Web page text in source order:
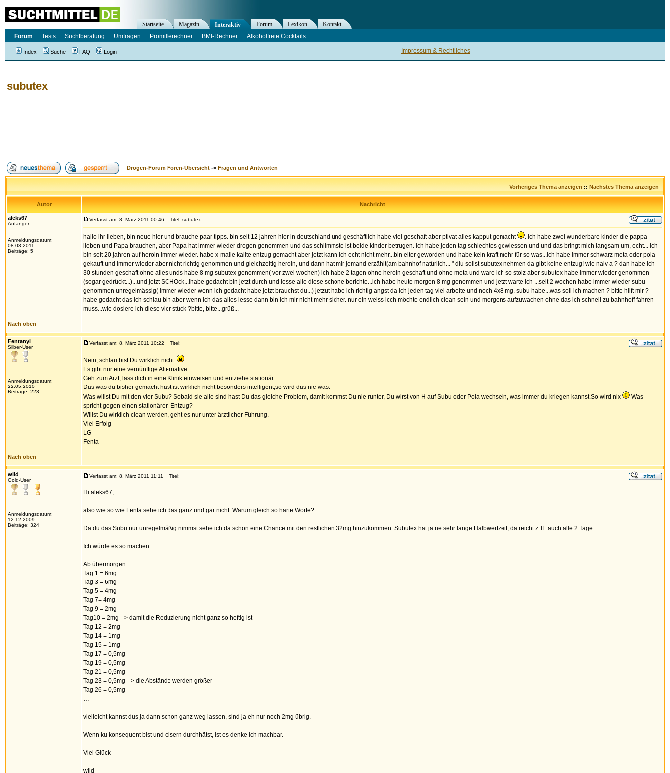
subutex
Drogen-Forum Foren-Übersicht -> Fragen und Antworten
Vorheriges Thema anzeigen :: Nächstes Thema anzeigen
Autor Nachricht
aleks67
Anfänger
Anmeldungsdatum:
08.03.2011
Beiträge: 5
Verfasst am: 8. März 2011 00:46 Titel: subutex
hallo ihr lieben, bin neue hier und brauche paar tipps. bin seit 12 jahren hier in deutschland und geschäftlich habe viel geschaft aber ptivat alles kapput gemacht
. ich habe zwei wunderbare kinder die pappa
lieben und Papa brauchen, aber Papa hat immer wieder drogen genommen und das schlimmste ist beide kinder betrugen. ich habe jeden tag schlechtes gewiessen und und das bringt mich langsam um, echt... ich
bin seit 20 jahren auf heroin immer wieder. habe x-malle kallte entzug gemacht aber jetzt kann ich echt nicht mehr...bin elter geworden und habe kein kraft mehr für so was...ich habe immer schwarz meta oder pola
gekauft und immer wieder aber nicht richtig genommen und gleichzeitig heroin, und dann hat mir jemand erzählt(am bahnhof natürlich... " diu sollst subutex nehmen da gibt keine entzug! wie naiv a ? dan habe ich
30 stunden geschaft ohne alles unds habe 8 mg subutex genommen( vor zwei wochen) ich habe 2 tagen ohne heroin geschaft und ohne meta und ware ich so stolz aber subutex habe immer wieder genommen
(sogar gedrückt...)...und jetzt SCHOck...lhabe gedacht bin jetzt durch und lesse alle diese schöne berichte...ich habe heute morgen 8 mg genommen und jetzt warte ich ...seit 2 wochen habe immer wieder subu
genommen unregelmässig( immer wieder wenn ich gedacht habe jetzt brauchst du...) jetzut habe ich richtig angst da ich jeden tag viel arbeite und noch 4x8 mg. subu habe...was soll ich machen ? bitte hilft mir ?
habe gedacht das ich schlau bin aber wenn ich das alles lesse dann bin ich mir nicht mehr sicher. nur ein weiss icch möchte endlich clean sein und morgens aufzuwachen ohne das ich schnell zu bahnhoff fahren
muss...wie dosiere ich diese vier stück ?bitte, bitte...grüß...
Nach oben
Fentanyl
Silber-User
Anmeldungsdatum:
22.05.2010
Beiträge: 223
Verfasst am: 8. März 2011 10:22 Titel:
Nein, schlau bist Du wirklich nicht.
Es gibt nur eine vernünftige Alternative:
Geh zum Arzt, lass dich in eine Klinik einweisen und entziehe stationär.
Das was du bisher gemacht hast ist wirklich nicht besonders intelligent,so wird das nie was.
Was willst Du mit den vier Subu? Sobald sie alle sind hast Du das gleiche Problem, damit kommst Du nie runter, Du wirst von H auf Subu oder Pola wechseln, was immer du kriegen kannst.So wird nix
Was
spricht gegen einen stationären Entzug?
Willst Du wirklich clean werden, geht es nur unter ärztlicher Führung.
Viel Erfolg
LG
Fenta
Nach oben
wild
Gold-User
Anmeldungsdatum:
12.12.2009
Beiträge: 324
Verfasst am: 8. März 2011 11:11 Titel:
Hi aleks67,
also wie so wie Fenta sehe ich das ganz und gar nicht. Warum gleich so harte Worte?
Da du das Subu nur unregelmäßig nimmst sehe ich da schon eine Chance mit den restlichen 32mg hinzukommen. Subutex hat ja ne sehr lange Halbwertzeit, da reicht z.Tl. auch alle 2 Tage.
Ich würde es so machen:
Ab übermorgen
Tag 1 = 6mg
Tag 3 = 6mg
Tag 5 = 4mg
Tag 7= 4mg
Tag 9 = 2mg
Tag10 = 2mg --> damit die Reduzierung nicht ganz so heftig ist
Tag 12 = 2mg
Tag 14 = 1mg
Tag 15 = 1mg
Tag 17 = 0,5mg
Tag 19 = 0,5mg
Tag 21 = 0,5mg
Tag 23 = 0,5mg --> die Abstände werden größer
Tag 26 = 0,5mg
…
vielleicht kannst dus ja dann schon ganz weg lassen, sind ja eh nur noch 2mg übrig.
Wenn ku konsequent bist und eisern durchhätst, ist es denke ich machbar.
Viel Glück
wild
Impressum & Rechtliches
Startseite Magazin Interaktiv Forum Lexikon
Kontakt
Forum
Tests Suchtberatung Umfragen Promillerechner BMI-Rechner Alkoholfreie Cocktails
Index Suche FAQ Login